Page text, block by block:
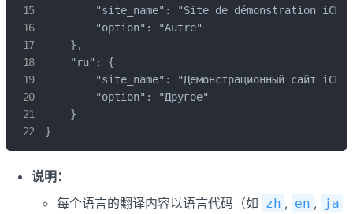
"site_name": "Site de démonstration
        "option": "Autre"
    },
    "ru": {
"site_name": "Демонстрационный сайт
        "option": "Другое"
    }
}
说明：
每个语言的翻译内容以语言代码（如 zh , en , ja